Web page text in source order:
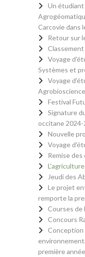
Un étudiant
Carcovie dans
Retour sur
Classement
Voyage
Systèmes et
Voyage
Festival
Signature
occitane
Nouvelle
Voyage
Remise
Jeudi des
Le projet
remporte la
Courses de
Concours
Conception
première année